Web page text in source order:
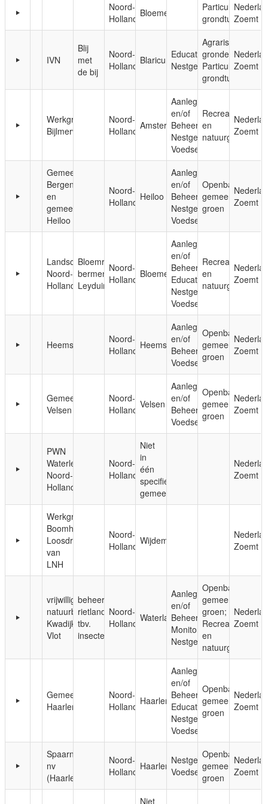
Noord-
Holland Bloemendaal
Particuliere
grondtuinen
Zoemt
IVN
Blij
met
de bij
Noord-
Holland BlaricumEducatie;
Nestgelegenheid
Agrarische
gronden;
Particuliere
grondtuinen
Zoemt
Werkgroep
Bijlmerweide
Noord-
Holland Amsterdam
Aanleg
en/of
Beheer;
Nestgelegenheid;
Voedsel
Recreatie-
en
natuurgebieden
Zoemt
Gemeente
Bergen
en
gemeente
Heiloo
Noord-
Holland Heiloo
Aanleg
en/of
Beheer;
Nestgelegenheid;
Voedsel
Openbaar,
gemeentelijk
groen
Zoemt
Landschap
Noord-
Holland
Bloemrijke
bermen
Leyduin
Noord-
Holland Bloemendaal
Aanleg
en/of
Beheer;
Educatie;
Nestgelegenheid;
Voedsel
Recreatie-
en
natuurgebieden
Zoemt
Heemskerk
Noord-
Holland Heemskerk
Aanleg
en/of
Beheer;
Voedsel
Openbaar,
gemeentelijk
groen
Zoemt
Gemeente
Velsen
Noord-
Holland Velsen
Aanleg
en/of
Beheer;
Voedsel
Openbaar,
gemeentelijk
groen
Zoemt
PWN
Waterleidingbedrijf
Noord-
Holland
Noord-
Holland
Niet
in
één
specifieke
gemeente
Zoemt
Werkgroep
Boomhoek
Loosdrecht
van
LNH
Noord-
Holland Wijdemeren
Zoemt
vrijwilliger
natuurbeheer
Kwadijkse
Vlot
beheer
rietlanden
tbv.
insecten
Noord-
Holland Waterland
Aanleg
en/of
Beheer;
Monitoring;
Nestgelegenheid
Openbaar,
gemeentelijk
groen;
Recreatie-
en
natuurgebieden
Zoemt
Gemeente
Haarlem
Noord-
Holland Haarlem
Aanleg
en/of
Beheer;
Educatie;
Nestgelegenheid;
Voedsel
Openbaar,
gemeentelijk
groen
Zoemt
Spaarnelanden
nv
(Haarlem)
Noord-
Holland HaarlemNestgelegenheid;
Voedsel
Openbaar,
gemeentelijk
groen
Zoemt
Niet